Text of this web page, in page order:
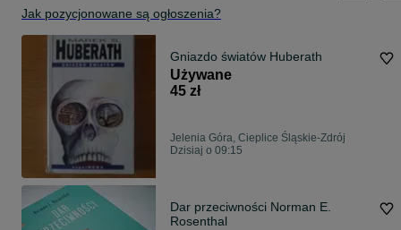
Jak pozycjonowane są ogłoszenia?
Gniazdo światów Huberath
Używane
45 zł
Jelenia Góra, Cieplice Śląskie-Zdrój
Dzisiaj o 09:15
Dar przeciwności Norman E.
Rosenthal